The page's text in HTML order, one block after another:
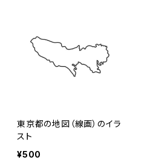
東京都の地図（線画）のイラ
スト
¥500